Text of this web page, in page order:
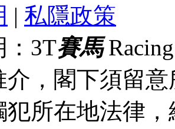
| 私隱政策
：3T賽馬
介，閣下須留
犯所在地法律